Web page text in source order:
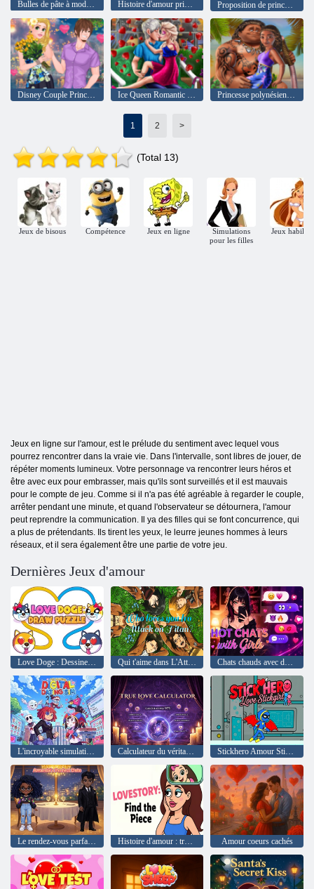
Histoire d'amour princesse nouvel an Proposition de princesse exotique
1 2 >
(Total 13)
Jeux de bisous Compétence Jeux en ligne
Simulations
pour les filles
Jeux
Jeux en ligne sur l'amour, est le prélude du sentiment avec lequel vous
pourrez rencontrer dans la vraie vie. Dans l'intervalle, sont libres de jouer, de
répéter moments lumineux. Votre personnage va rencontrer leurs héros et
être avec eux pour embrasser, mais qu'ils sont surveillés et il est mauvais
pour le compte de jeu. Comme si il n'a pas été agréable à regarder le couple,
arrêter pendant une minute, et quand l'observateur se détournera, l'amour
peut reprendre la communication. Il ya des filles qui se font concurrence, qui
a plus de prétendants. Ils tirent les yeux, le leurre jeunes hommes à leurs
réseaux, et il sera également être une partie de votre jeu.
Dernières Jeux d'amour
Love Doge : Dessiner un puzzle Qui t'aime dans L'Attaque des Titans ? Chats chauds avec des filles
L'incroyable simulation de rencontres numériques Calculateur du véritable amour Stickhero Amour Stickgirl
Le rendez-vous parfait d'Amanda Histoire d'amour : trouver le morceau Amour coeurs cachés